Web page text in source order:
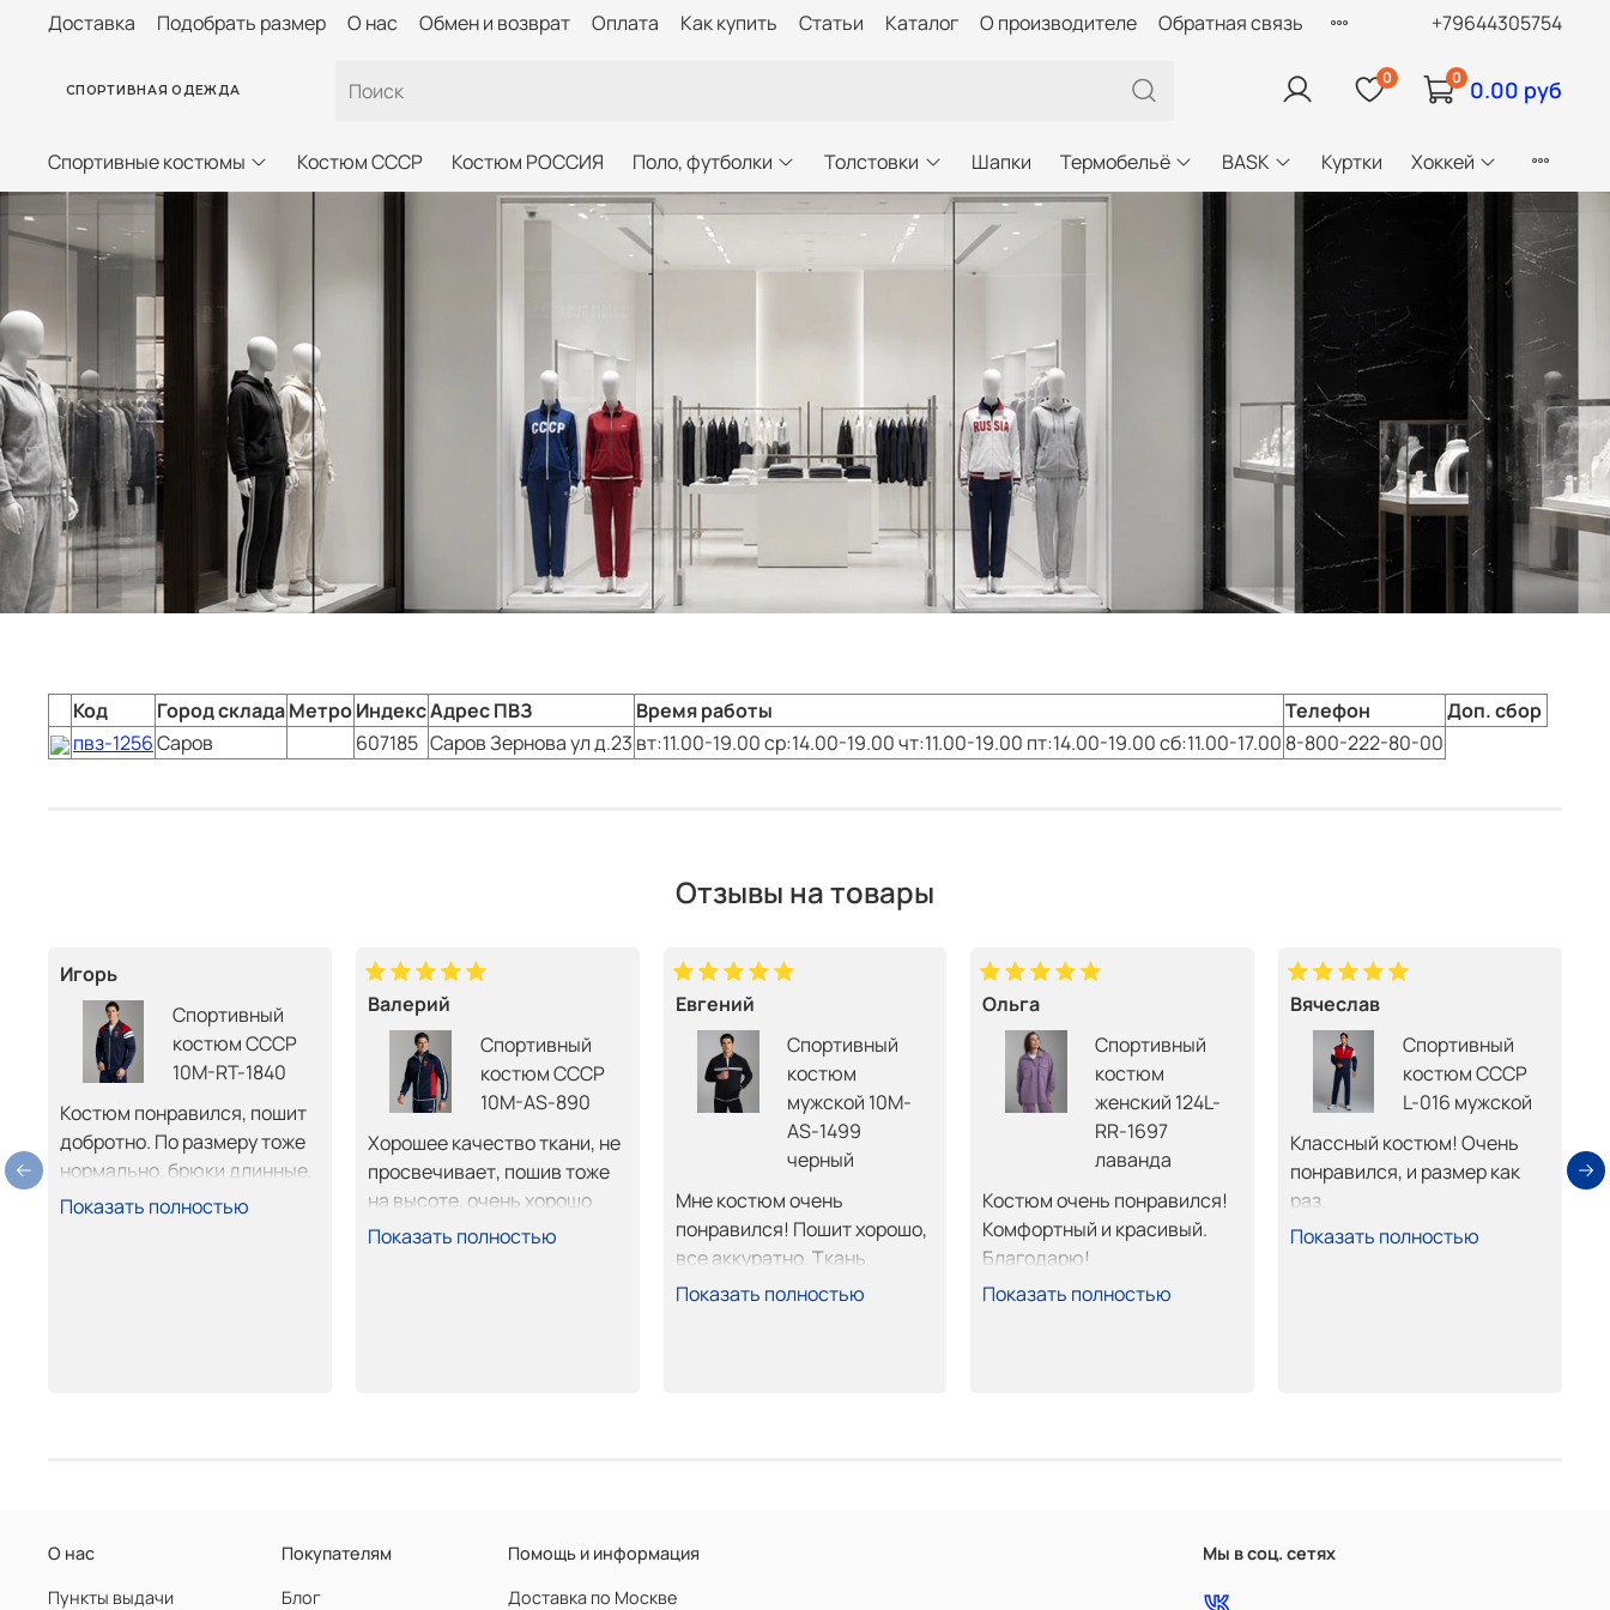
Доставка Подобрать размер О нас Обмен и возврат Оплата Как купить Статьи Каталог О производителе Обратная связь +79644305754
СПОРТИВНАЯ ОДЕЖДА
0 0 0.00 руб
Спортивные костюмы Костюм СССР Костюм РОССИЯ Поло, футболки Толстовки Шапки Термобельё BASK Куртки Хоккей
Код Город складаМетроИндексАдрес ПВЗ Время работы Телефон
Доп. сбор
пвз-1256Саров 607185 СаровЗернова ул д.23 вт:11.00-19.00 ср:14.00-19.00 чт:11.00-19.00 пт:14.00-19.00 сб:11.00-17.00 8-800-222-80-00
Отзывы на товары
Игорь
Спортивный
костюм СССР
10M-RT-1840
Костюм понравился, пошит
добротно. По размеру тоже
нормально, брюки длинные,
обрежу не страшно.
Показать полностью
Валерий
Спортивный
костюм СССР
10M-AS-890
Хорошее качество ткани, не
просвечивает, пошив тоже
на высоте, очень хорошо
сел. Покупкой доволен
Показать полностью
Евгений
Спортивный
костюм
мужской 10M-
AS-1499
черный
Мне костюм очень
понравился! Пошит хорошо,
все аккуратно. Ткань
плотная хорошая. Приехал
Показать полностью
Ольга
Спортивный
костюм
женский 124L-
RR-1697
лаванда
Костюм очень понравился!
Комфортный и красивый.
Благодарю!
Показать полностью
Вячеслав
Спортивный
костюм СССР
L-016 мужской
Классный костюм! Очень
понравился, и размер как
раз.
Показать полностью
О нас
Пункты выдачи
Покупателям
Блог
Помощь и информация
Доставка по Москве
Мы в соц. сетях